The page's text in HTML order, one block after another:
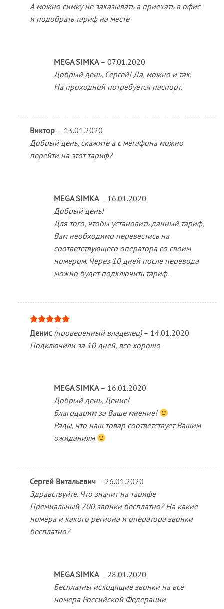
А можно симку не заказывать а приехать в офис
и подобрать тариф на месте
MEGA SIMKA – 07.01.2020
Добрый день, Сергей! Да, можно и так.
На проходной потребуется паспорт.
Виктор – 13.01.2020
Добрый день, скажите а с мегафона можно
перейти на этот тариф?
MEGA SIMKA – 16.01.2020
Добрый день!
Для того, чтобы установить данный тариф,
Вам необходимо перевестись на
соответствующего оператора со своим
номером. Через 10 дней после перевода
можно будет подключить тариф.
Оценка5
из 5
Денис (проверенный владелец) – 14.01.2020
Подключили за 10 дней, все хорошо
MEGA SIMKA – 16.01.2020
Добрый день, Денис!
Благодарим за Ваше мнение!
Рады, что наш товар соответствует Вашим
ожиданиям
Сергей Витальевич – 26.01.2020
Здравствуйте. Что значит на тарифе
Премиальный 700 звонки бесплатно? На какие
номера и какого региона и оператора звонки
бесплатно?
MEGA SIMKA – 28.01.2020
Бесплатны исходящие звонки на все
номера Российской Федерации